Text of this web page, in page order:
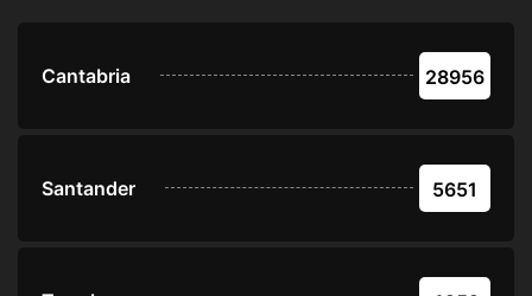
Cantabria 28956
Santander 5651